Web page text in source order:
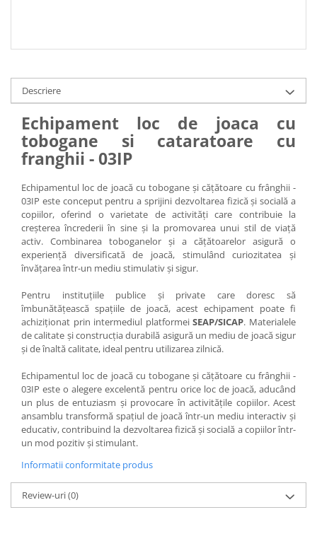
Descriere
Echipament loc de joaca cu
tobogane si cataratoare cu
franghii - 03IP
Echipamentul loc de joacă cu tobogane și cățătoare cu frânghii -
03IP este conceput pentru a sprijini dezvoltarea fizică și socială a
copiilor, oferind o varietate de activități care contribuie la
creșterea încrederii în sine și la promovarea unui stil de viață
activ. Combinarea toboganelor și a cățătoarelor asigură o
experiență diversificată de joacă, stimulând curiozitatea și
învățarea într-un mediu stimulativ și sigur.
Pentru instituțiile publice și private care doresc să
îmbunătățească spațiile de joacă, acest echipament poate fi
achiziționat prin intermediul platformeiSEAP/SICAP. Materialele
de calitate și construcția durabilă asigură un mediu de joacă sigur
și de înaltă calitate, ideal pentru utilizarea zilnică.
Echipamentul loc de joacă cu tobogane și cățătoare cu frânghii -
03IP este o alegere excelentă pentru orice loc de joacă, aducând
un plus de entuziasm și provocare în activitățile copiilor. Acest
ansamblu transformă spațiul de joacă într-un mediu interactiv și
educativ, contribuind la dezvoltarea fizică și socială a copiilor într-
un mod pozitiv și stimulant.
Informatii conformitate produs
Review-uri(0)